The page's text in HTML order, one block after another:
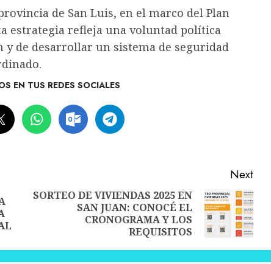
de San Luis, en el marco del Plan
estrategia refleja una voluntad política
y de desarrollar un sistema de seguridad
EN TUS REDES SOCIALES
Next
SORTEO DE VIVIENDAS 2025 EN
SAN JUAN: CONOCÉ EL
CRONOGRAMA Y LOS
REQUISITOS